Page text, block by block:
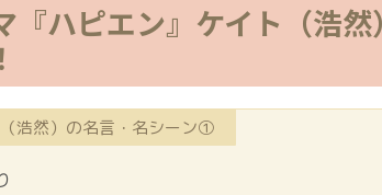
『ハピエン』ケイト（浩
浩然）の名言・名シーン①